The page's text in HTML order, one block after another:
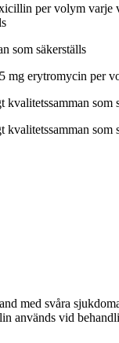
per volym
som säkerställs
erytromycin per
som
som
med svåra
används vid